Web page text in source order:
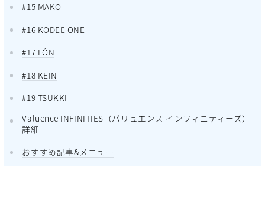
#15 MAKO
#16 KODEE ONE
#17 LÓN
#18 KEIN
#19 TSUKKI
Valuence INFINITIES（バリュエンス インフィニティーズ）
詳細
おすすめ記事&メニュー
------------------------------------------------